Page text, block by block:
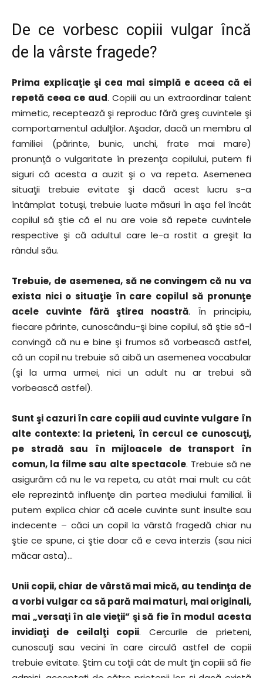
De ce vorbesc copiii vulgar încă
de la vârste fragede?
Prima explicaţie şi cea mai simplă e aceea că ei
repetă ceea ce aud. Copiii au un extraordinar talent
mimetic, receptează şi reproduc fără greş cuvintele şi
comportamentul adulţilor. Aşadar, dacă un membru al
familiei (părinte, bunic, unchi, frate mai mare)
pronunţă o vulgaritate în prezenţa copilului, putem fi
siguri că acesta a auzit şi o va repeta. Asemenea
situaţii trebuie evitate şi dacă acest lucru s-a
întâmplat totuşi, trebuie luate măsuri în aşa fel încât
copilul să ştie că el nu are voie să repete cuvintele
respective şi că adultul care le-a rostit a greşit la
rândul său.
Trebuie, de asemenea, să ne convingem că nu va
exista nici o situaţie în care copilul să pronunţe
acele cuvinte fără ştirea noastră. În principiu,
fiecare părinte, cunoscându-şi bine copilul, să ştie să-l
convingă că nu e bine şi frumos să vorbească astfel,
că un copil nu trebuie să aibă un asemenea vocabular
(şi la urma urmei, nici un adult nu ar trebui să
vorbească astfel).
Sunt şi cazuri în care copiii aud cuvinte vulgare în
alte contexte: la prieteni, în cercul ce cunoscuţi,
pe stradă sau în mijloacele de transport în
comun, la filme sau alte spectacole. Trebuie să ne
asigurăm că nu le va repeta, cu atât mai mult cu cât
ele reprezintă influenţe din partea mediului familial. Îi
putem explica chiar că acele cuvinte sunt insulte sau
indecente – căci un copil la vârstă fragedă chiar nu
ştie ce spune, ci ştie doar că e ceva interzis (sau nici
măcar asta)…
Unii copii, chiar de vârstă mai mică, au tendinţa de
a vorbi vulgar ca să pară mai maturi, mai originali,
mai „versaţi în ale vieţii” şi să fie în modul acesta
invidiaţi de ceilalţi copii. Cercurile de prieteni,
cunoscuţi sau vecini în care circulă astfel de copii
trebuie evitate. Ştim cu toţii cât de mult ţin copiii să fie